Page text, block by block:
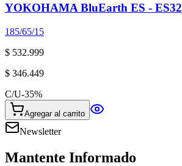
YOKOHAMA BluEarth ES - ES32
185/65/15
$ 532.999
$ 346.449
C/U-35%
Agregar al carrito
Newsletter
Mantente Informado